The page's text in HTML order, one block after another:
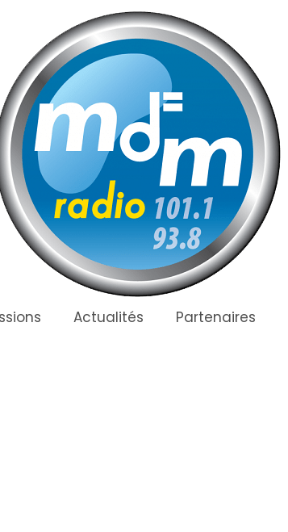
Actualités Partenaires